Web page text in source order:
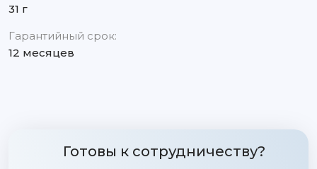
31 г
Гарантийный срок:
12 месяцев
Готовы к сотрудничеству?